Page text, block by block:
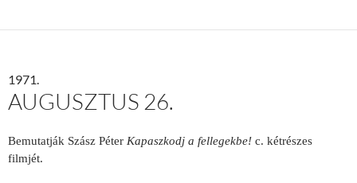
1971.
AUGUSZTUS 26.
Bemutatják Szász Péter Kapaszkodj a fellegekbe! c. kétrészes
filmjét.